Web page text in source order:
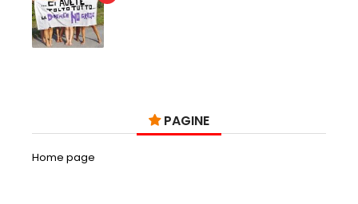
PAGINE
Home page